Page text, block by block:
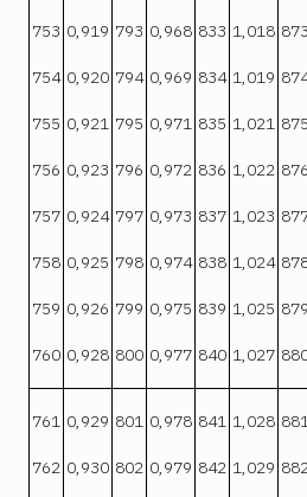
753
754
755
756
757
758
759
760
0,919
0,920
0,921
0,923
0,924
0,925
0,926
0,928
793
794
795
796
797
798
799
800
0,968
0,969
0,971
0,972
0,973
0,974
0,975
0,977
833
834
835
836
837
838
839
840
1,018
1,019
1,021
1,022
1,023
1,024
1,025
1,027
873
875
876
879
761
762
0,929
0,930
801
802
0,978
0,979
841
842
1,028
1,029